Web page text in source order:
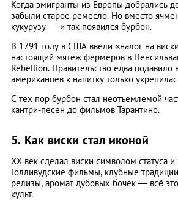
Когда эмигранты из Европы добрались
забыли старое ремесло. Но вместо
кукурузу — и так появился бурбон.
В 1791 году в США ввели «налог на
настоящий мятеж фермеров в
Rebellion. Правительство едва подавило
американцев к напитку только
С тех пор бурбон стал неотъемлемой
кантри-песен до фильмов Тарантино.
5. Как виски стал иконой
XX век сделал виски символом статуса и
Голливудские фильмы, клубные
релизы, аромат дубовых бочек — всё
культ.